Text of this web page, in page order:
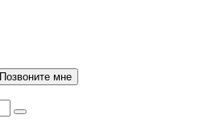
Позвоните мне